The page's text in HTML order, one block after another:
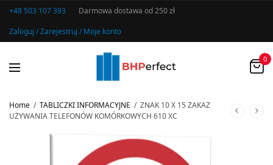
+48 503 107 393 Darmowa dostawa od 250 zł
Zaloguj / Zarejestruj / Moje konto
0
Home / TABLICZKI INFORMACYJNE / ZNAK 10 X 15 ZAKAZ
UŻYWANIA TELEFONÓW KOMÓRKOWYCH 610 XC